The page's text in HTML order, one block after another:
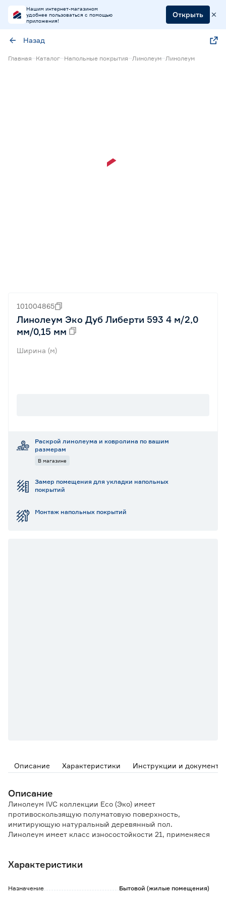
Нашим интернет-магазином
удобнее пользоваться с помощью
приложения!
Открыть
Назад
Главная Каталог Напольные покрытия Линолеум Линолеум
101004865
Линолеум Эко Дуб Либерти 593 4 м/2,0
мм/0,15 мм
Ширина (м)
Раскрой линолеума и ковролина по вашим
размерам
В магазине
Замер помещения для укладки напольных
покрытий
Монтаж напольных покрытий
Описание Характеристики Инструкции и документы
Описание
Линолеум IVC коллекции Eco (Эко) имеет
противоскользящую полуматовую поверхность,
имитирующую натуральный деревянный пол.
Линолеум имеет класс износостойкости 21, применяеся
Данный продукт соответствует Требованиям
Гипоаллергенным.
Характеристики
Назначение Бытовой (жилые помещения)